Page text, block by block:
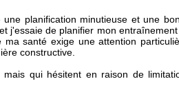
planification minutieuse et une
j'essaie de planifier mon
santé exige une attention
constructive.
qui hésitent en raison de